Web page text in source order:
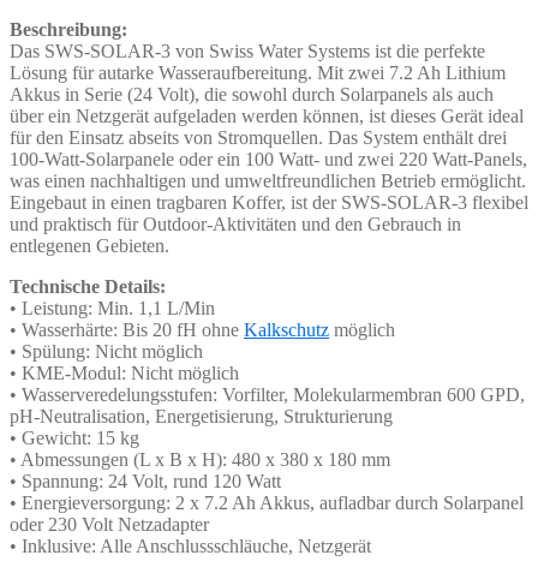
Beschreibung:
Das SWS-SOLAR-3 von Swiss Water Systems ist die perfekte
Lösung für autarke Wasseraufbereitung. Mit zwei 7.2 Ah Lithium
Akkus in Serie (24 Volt), die sowohl durch Solarpanels als auch
über ein Netzgerät aufgeladen werden können, ist dieses Gerät ideal
für den Einsatz abseits von Stromquellen. Das System enthält drei
100-Watt-Solarpanele oder ein 100 Watt- und zwei 220 Watt-Panels,
was einen nachhaltigen und umweltfreundlichen Betrieb ermöglicht.
Eingebaut in einen tragbaren Koffer, ist der SWS-SOLAR-3 flexibel
und praktisch für Outdoor-Aktivitäten und den Gebrauch in
entlegenen Gebieten.
Technische Details:
• Leistung: Min. 1,1 L/Min
• Wasserhärte: Bis 20 fH ohne Kalkschutz möglich
• Spülung: Nicht möglich
• KME-Modul: Nicht möglich
• Wasserveredelungsstufen: Vorfilter, Molekularmembran 600 GPD,
pH-Neutralisation, Energetisierung, Strukturierung
• Gewicht: 15 kg
• Abmessungen (L x B x H): 480 x 380 x 180 mm
• Spannung: 24 Volt, rund 120 Watt
• Energieversorgung: 2 x 7.2 Ah Akkus, aufladbar durch Solarpanel
oder 230 Volt Netzadapter
• Inklusive: Alle Anschlussschläuche, Netzgerät